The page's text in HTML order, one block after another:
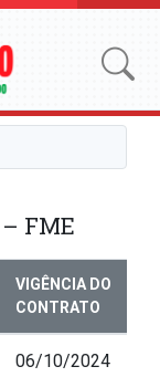
FME
VIGÊNCIA DO
CONTRATO
06/10/2024